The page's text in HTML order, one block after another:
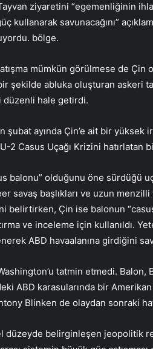
ziyaretini “egemenliğinin
kullanarak savunacağını”
bölge.
mümkün görülmese de Çin
şekilde abluka oluşturan askeri
hale getirdi.
şubat ayında Çin’e ait bir
U-2 Casus Uçağı Krizini
balonu” olduğunu öne sürdüğü
savaş başlıkları ve uzun
belirtirken, Çin ise balonun
ve inceleme için kullanıldı.
ABD havaalanına girdiğini
tatmin etmedi.
ABD karasularında bir
Blinken de olaydan sonraki
düzeyde belirginleşen jeopolitik